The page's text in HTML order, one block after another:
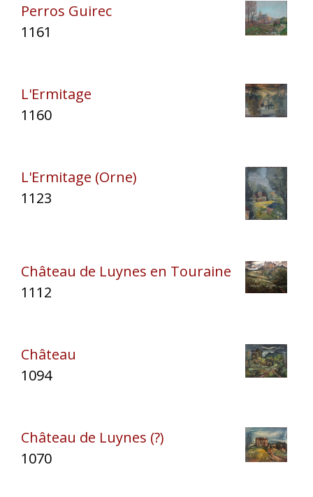
Perros Guirec
1161
L'Ermitage
1160
L'Ermitage (Orne)
1123
Château de Luynes en Touraine
1112
Château
1094
Château de Luynes (?)
1070